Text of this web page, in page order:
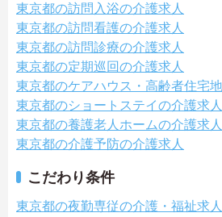
東京都の訪問入浴の介護求人
東京都の訪問看護の介護求人
東京都の訪問診療の介護求人
東京都の定期巡回の介護求人
東京都のケアハウス・高齢者住宅
東京都のショートステイの介護求人
東京都の養護老人ホームの介護求人
東京都の介護予防の介護求人
こだわり条件
東京都の夜勤専従の介護・福祉求人